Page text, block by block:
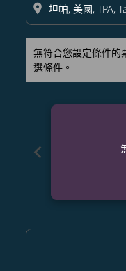
location_on
無符合您設定條件的
選條件。
chevron_left